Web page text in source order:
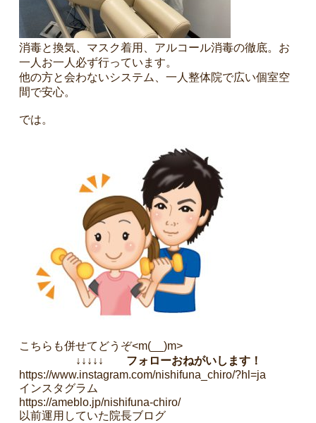
消毒と換気、マスク着用、アルコール消毒の徹底。お
一人お一人必ず行っています。
他の方と会わないシステム、一人整体院で広い個室空
間で安心。
では。
こちらも併せてどうぞ<m(__)m>
↓↓↓↓↓ フォローおねがいします！
https://www.instagram.com/nishifuna_chiro/?hl=ja
インスタグラム
https://ameblo.jp/nishifuna-chiro/
以前運用していた院長ブログ